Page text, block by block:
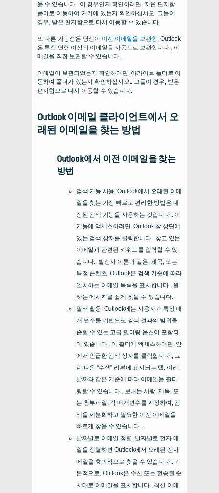
을 수 있습니다.. 이 경우인지 확인하려면, 지운 편지함
폴더로 이동하여 거기에 있는지 확인하십시오. 그들이
경우, 받은 편지함으로 다시 이동할 수 있습니다.
또 다른 가능성은 당신이 이전 이메일을 보관함. Outlook
은 특정 연령 이상의 이메일을 자동으로 보관합니다., 이
메일을 직접 보관할 수 있습니다..
이메일이 보관되었는지 확인하려면, 아카이브 폴더로 이
동하여 폴더가 있는지 확인하십시오.. 그들이 경우, 받은
편지함으로 다시 이동할 수 있습니다.
Outlook 이메일 클라이언트에서 오
래된 이메일을 찾는 방법
Outlook에서 이전 이메일을 찾는
방법
검색 기능 사용: Outlook에서 오래된 이메
일을 찾는 가장 빠르고 편리한 방법은 내
장된 검색 기능을 사용하는 것입니다.. 이
기능에 액세스하려면, Outlook 창 상단에
있는 검색 상자를 클릭합니다.. 찾고 있는
이메일과 관련된 키워드를 입력할 수 있
습니다., 발신자 이름과 같은, 제목, 또는
특정 콘텐츠. Outlook은 검색 기준에 따라
일치하는 이메일 목록을 표시합니다., 원
하는 메시지를 쉽게 찾을 수 있습니다..
필터 활용: Outlook에는 사용자가 특정 매
개 변수를 기반으로 검색 결과의 범위를
좁힐 수 있는 고급 필터링 옵션이 포함되
어 있습니다.. 이 필터에 액세스하려면, 앞
에서 언급한 검색 상자를 클릭합니다., 그
런 다음 “수색” 리본에 표시되는 탭. 이리,
날짜와 같은 기준에 따라 이메일을 필터
링할 수 있습니다., 보내는 사람, 제목, 또
는 첨부파일. 각 매개변수를 지정하여, 검
색을 세분화하고 필요한 이전 이메일을
빠르게 찾을 수 있습니다..
날짜별로 이메일 정렬: 날짜별로 전자 메
일을 정렬하면 Outlook에서 오래된 전자
메일을 효과적으로 찾을 수 있습니다.. 기
본적으로, Outlook은 수신 또는 전송된 순
서대로 이메일을 표시합니다., 최신 이메